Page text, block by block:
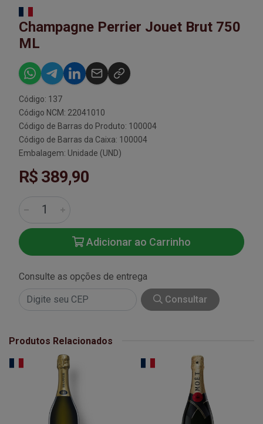
Champagne Perrier Jouet Brut 750
ML
Código: 137
Código NCM: 22041010
Código de Barras do Produto: 100004
Código de Barras da Caixa: 100004
Embalagem: Unidade (UND)
R$ 389,90
Adicionar ao Carrinho
Consulte as opções de entrega
Consultar
Produtos Relacionados